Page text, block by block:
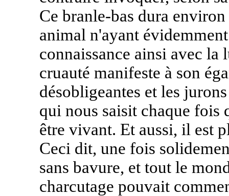
Ce branle-bas dura
animal n'ayant
connaissance ainsi avec la
cruauté manifeste à son
désobligeantes et les
qui nous saisit chaque fois
être vivant. Et aussi, il est
Ceci dit, une fois
sans bavure, et tout le
charcutage pouvait